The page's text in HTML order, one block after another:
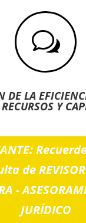
w
DE LA
Y
de
-
JURÍDICO